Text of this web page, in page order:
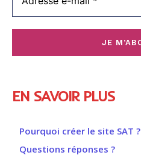
EN SAVOIR PLUS
Pourquoi créer le site SAT ?
Questions réponses ?